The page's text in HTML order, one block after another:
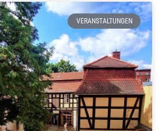
VERANSTALTUNGEN